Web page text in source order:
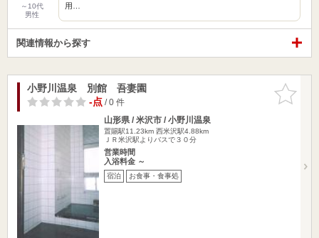
～10代
男性
用…
関連情報から探す
お気に入
りに追加
小野川温泉 別館 吾妻園
-点/ 0 件
山形県 / 米沢市 / 小野川温泉
置賜駅11.23km 西米沢駅4.88km
ＪＲ米沢駅よりバスで３０分
営業時間
入浴料金 ～
宿泊 お食事・食事処